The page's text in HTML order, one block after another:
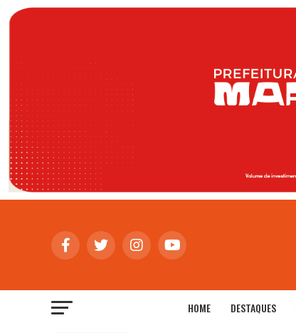
HOME DESTAQUES